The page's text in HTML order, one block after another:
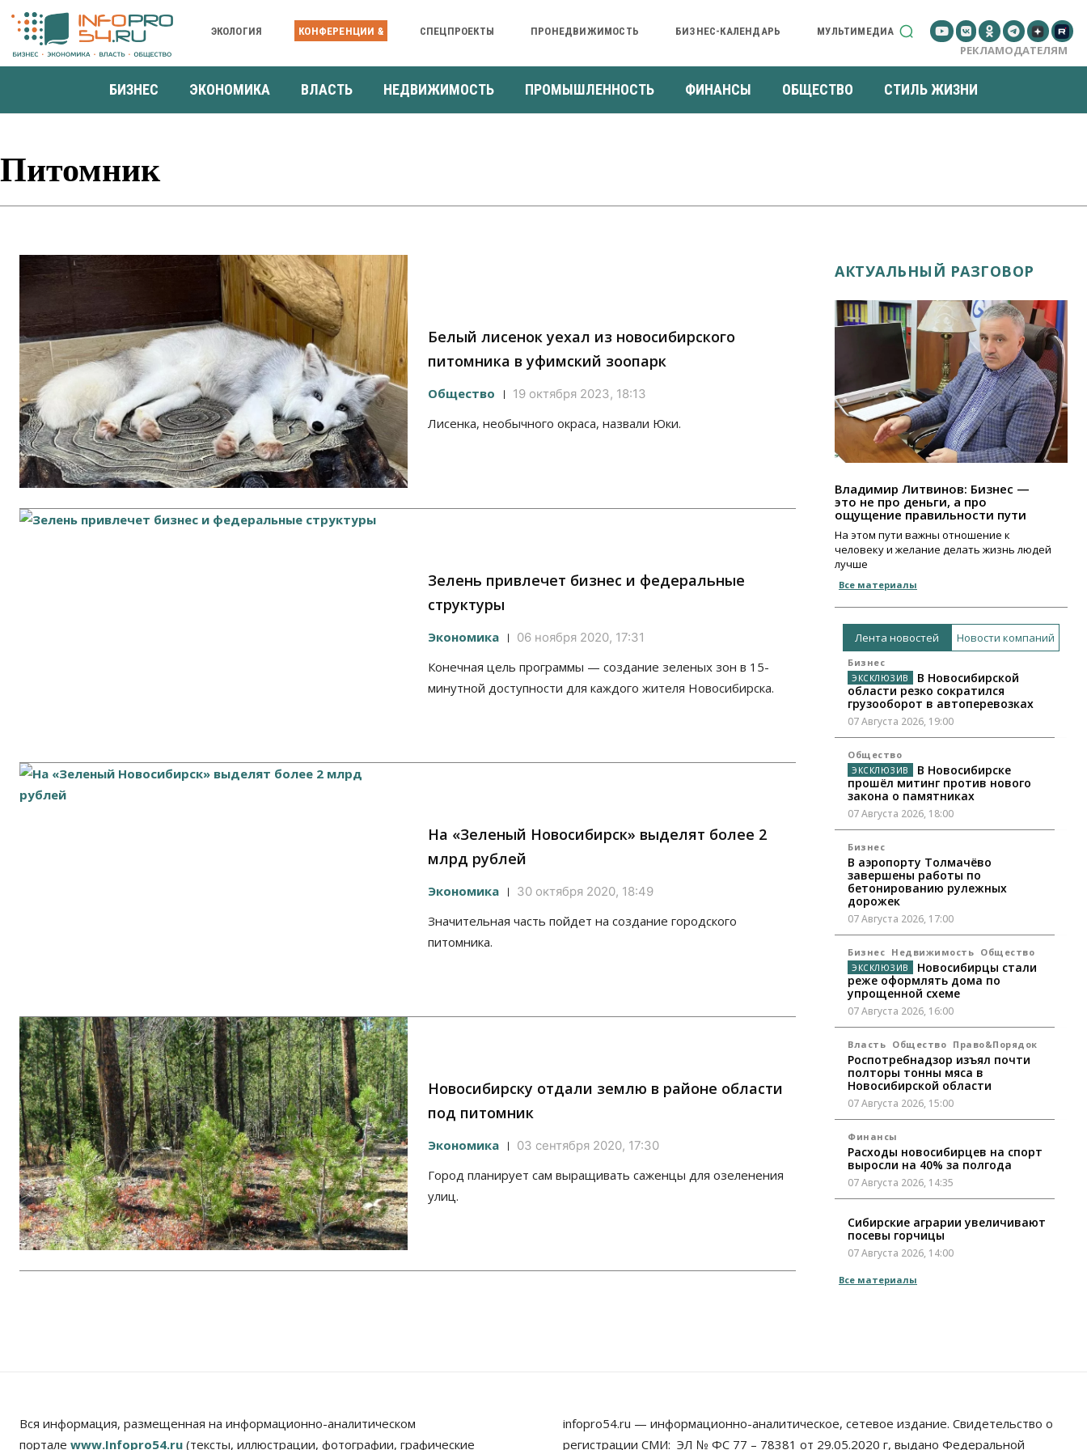
ЭКОЛОГИЯ КОНФЕРЕНЦИИ & СПЕЦПРОЕКТЫ ПРОНЕДВИЖИМОСТЬ БИЗНЕС-КАЛЕНДАРЬ МУЛЬТИМЕДИА
РЕКЛАМОДАТЕЛЯМ
БИЗНЕС ЭКОНОМИКА ВЛАСТЬ НЕДВИЖИМОСТЬ ПРОМЫШЛЕННОСТЬ ФИНАНСЫ ОБЩЕСТВО СТИЛЬ ЖИЗНИ
Питомник
Белый лисенок уехал из новосибирского
питомника в уфимский зоопарк
Общество 19 октября 2023, 18:13
Лисенка, необычного окраса, назвали Юки.
Зелень привлечет бизнес и федеральные
структуры
Экономика 06 ноября 2020, 17:31
Конечная цель программы — создание зеленых зон в 15-
минутной доступности для каждого жителя Новосибирска.
На «Зеленый Новосибирск» выделят более 2
млрд рублей
Экономика 30 октября 2020, 18:49
Значительная часть пойдет на создание городского
питомника.
Новосибирску отдали землю в районе области
под питомник
Экономика 03 сентября 2020, 17:30
Город планирует сам выращивать саженцы для озеленения
улиц.
АКТУАЛЬНЫЙ РАЗГОВОР
Владимир Литвинов: Бизнес —
это не про деньги, а про
ощущение правильности пути
На этом пути важны отношение к
человеку и желание делать жизнь людей
лучше
Все материалы
Лента новостей Новости компаний
Бизнес
В Новосибирской
области резко сократился
грузооборот в автоперевозках
07 Августа 2026, 19:00
Общество
В Новосибирске
прошёл митинг против нового
закона о памятниках
07 Августа 2026, 18:00
Бизнес
В аэропорту Толмачёво
завершены работы по
бетонированию рулежных
дорожек
07 Августа 2026, 17:00
Бизнес Недвижимость Общество
Новосибирцы стали
реже оформлять дома по
упрощенной схеме
07 Августа 2026, 16:00
Власть Общество Право&Порядок
Роспотребнадзор изъял почти
полторы тонны мяса в
Новосибирской области
07 Августа 2026, 15:00
Финансы
Расходы новосибирцев на спорт
выросли на 40% за полгода
07 Августа 2026, 14:35
Сибирские аграрии увеличивают
посевы горчицы
07 Августа 2026, 14:00
Власть
«поставили машины на прикол»
Все материалы
Вся информация, размещенная на информационно-аналитическом
портале www.Infopro54.ru (тексты, иллюстрации, фотографии, графические
infopro54.ru — информационно-аналитическое, сетевое издание. Свидетельство о
регистрации СМИ: ЭЛ № ФС 77 – 78381 от 29.05.2020 г, выдано Федеральной